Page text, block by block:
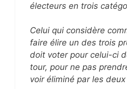
électeurs en trois
Celui qui considère
faire élire un des trois
doit voter pour celui-ci
tour, pour ne pas
voir éliminé par les